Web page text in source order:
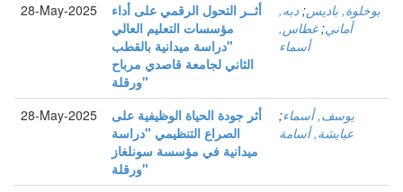
28-May-2025
أثــر التحول الرقمي على أداء
مؤسسات التعليم العالي
"دراسة ميدانية بالقطب
الثاني لجامعة قاصدي مرباح
ورقلة"
بوخلوة, باديس; دبه,
أماني;غطاس,
أسماء
28-May-2025
أثر جودة الحياة الوظيفية على
الصراع التنظيمي "دراسة
ميدانية في مؤسسة سونلغاز
ورقلة"
يوسف, أسماء;
عيايشة, أسامة